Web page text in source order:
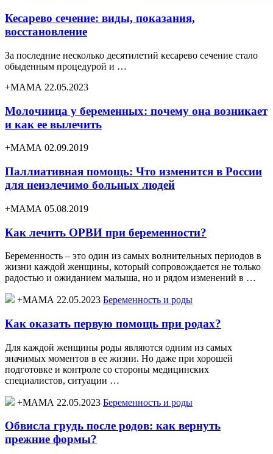
Кесарево сечение: виды, показания,
восстановление
За последние несколько десятилетий кесарево сечение стало
обыденным процедурой и …
+МАМА 22.05.2023
Молочница у беременных: почему она возникает
и как ее вылечить
+МАМА 02.09.2019
Паллиативная помощь: Что изменится в России
для неизлечимо больных людей
+МАМА 05.08.2019
Как лечить ОРВИ при беременности?
Беременность – это один из самых волнительных периодов в
жизни каждой женщины, который сопровождается не только
радостью и ожиданием малыша, но и рядом изменений в …
+МАМА 22.05.2023 Беременность и роды
Как оказать первую помощь при родах?
Для каждой женщины роды являются одним из самых
значимых моментов в ее жизни. Но даже при хорошей
подготовке и контроле со стороны медицинских
специалистов, ситуации …
+МАМА 22.05.2023 Беременность и роды
Обвисла грудь после родов: как вернуть
прежние формы?